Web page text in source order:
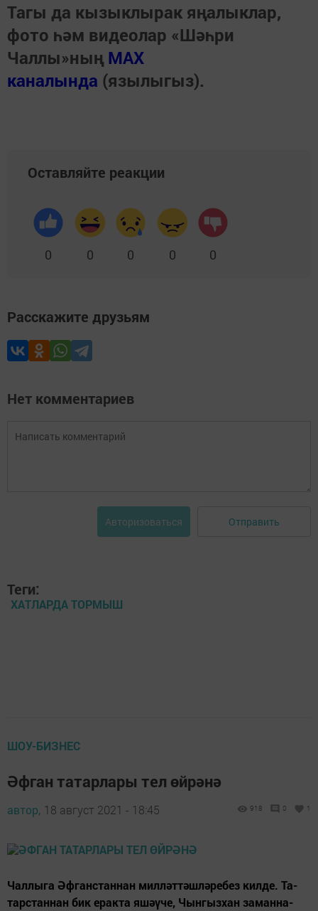
Тагы да кызыклырак яңалыклар,
фото һәм видеолар «Шәһри
Чаллы»ның MAX
каналында (язылыгыз).
Оставляйте реакции
0 0 0 0 0
Расскажите друзьям
Нет комментариев
Авторизоваться Отправить
Теги:
ХАТЛАРДА ТОРМЫШ
ШОУ-БИЗНЕС
Әфган татарлары тел өйрәнә
автор, 18 август 2021 - 18:45 918 0 1
Чал­лы­га Әф­ган­с­тан­нан мил­ләт­тәш­лә­ре­без кил­де. Та­
тар­стан­нан бик ерак­та яшә­ү­че, Чын­гыз­хан за­ман­на­